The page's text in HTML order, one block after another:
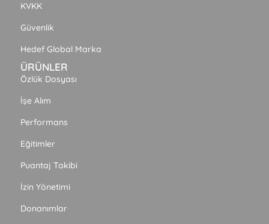
KVKK
Güvenlik
Hedef Global Marka
ÜRÜNLER
Özlük Dosyası
İşe Alım
Performans
Eğitimler
Puantaj Takibi
İzin Yönetimi
Donanımlar